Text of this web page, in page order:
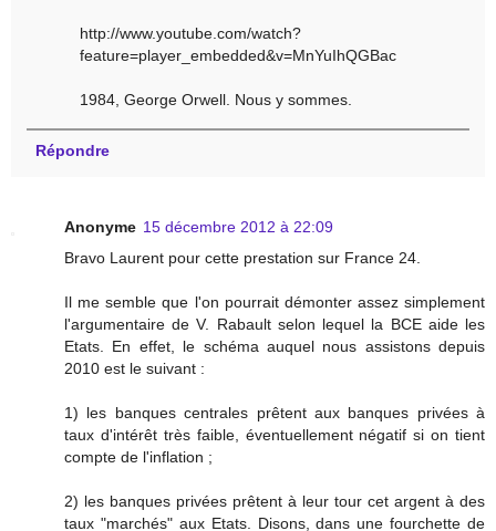
http://www.youtube.com/watch?
feature=player_embedded&v=MnYuIhQGBac
1984, George Orwell. Nous y sommes.
Répondre
Anonyme 15 décembre 2012 à 22:09
Bravo Laurent pour cette prestation sur France 24.
Il me semble que l'on pourrait démonter assez simplement
l'argumentaire de V. Rabault selon lequel la BCE aide les
Etats. En effet, le schéma auquel nous assistons depuis
2010 est le suivant :
1) les banques centrales prêtent aux banques privées à
taux d'intérêt très faible, éventuellement négatif si on tient
compte de l'inflation ;
2) les banques privées prêtent à leur tour cet argent à des
taux "marchés" aux Etats. Disons, dans une fourchette de